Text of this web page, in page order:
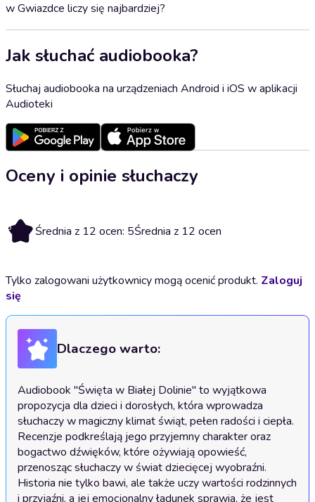
w Gwiazdce liczy się najbardziej?
Jak słuchać audiobooka?
Słuchaj audiobooka na urządzeniach Android i iOS w aplikacji
Audioteki
Oceny i opinie słuchaczy
5 Średnia z 12 ocen: 5Średnia z 12 ocen
Tylko zalogowani użytkownicy mogą ocenić produkt. Zaloguj
się
Dlaczego warto:
Audiobook "Święta w Białej Dolinie" to wyjątkowa
propozycja dla dzieci i dorosłych, która wprowadza
słuchaczy w magiczny klimat świąt, pełen radości i ciepła.
Recenzje podkreślają jego przyjemny charakter oraz
bogactwo dźwięków, które ożywiają opowieść,
przenosząc słuchaczy w świat dziecięcej wyobraźni.
Historia nie tylko bawi, ale także uczy wartości rodzinnych
i przyjaźni, a jej emocjonalny ładunek sprawia, że jest